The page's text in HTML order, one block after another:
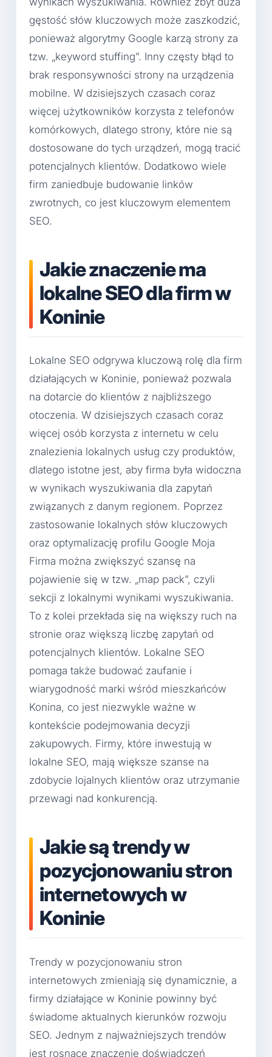
gęstość słów kluczowych może zaszkodzić,
ponieważ algorytmy Google karzą strony za
tzw. „keyword stuffing”. Inny częsty błąd to
brak responsywności strony na urządzenia
mobilne. W dzisiejszych czasach coraz
więcej użytkowników korzysta z telefonów
komórkowych, dlatego strony, które nie są
dostosowane do tych urządzeń, mogą tracić
potencjalnych klientów. Dodatkowo wiele
firm zaniedbuje budowanie linków
zwrotnych, co jest kluczowym elementem
SEO.
Jakie znaczenie ma
lokalne SEO dla firm w
Koninie
Lokalne SEO odgrywa kluczową rolę dla firm
działających w Koninie, ponieważ pozwala
na dotarcie do klientów z najbliższego
otoczenia. W dzisiejszych czasach coraz
więcej osób korzysta z internetu w celu
znalezienia lokalnych usług czy produktów,
dlatego istotne jest, aby firma była widoczna
w wynikach wyszukiwania dla zapytań
związanych z danym regionem. Poprzez
zastosowanie lokalnych słów kluczowych
oraz optymalizację profilu Google Moja
Firma można zwiększyć szansę na
pojawienie się w tzw. „map pack”, czyli
sekcji z lokalnymi wynikami wyszukiwania.
To z kolei przekłada się na większy ruch na
stronie oraz większą liczbę zapytań od
potencjalnych klientów. Lokalne SEO
pomaga także budować zaufanie i
wiarygodność marki wśród mieszkańców
Konina, co jest niezwykle ważne w
kontekście podejmowania decyzji
zakupowych. Firmy, które inwestują w
lokalne SEO, mają większe szanse na
zdobycie lojalnych klientów oraz utrzymanie
przewagi nad konkurencją.
Jakie są trendy w
pozycjonowaniu stron
internetowych w
Koninie
Trendy w pozycjonowaniu stron
internetowych zmieniają się dynamicznie, a
firmy działające w Koninie powinny być
świadome aktualnych kierunków rozwoju
SEO. Jednym z najważniejszych trendów
jest rosnące znaczenie doświadczeń